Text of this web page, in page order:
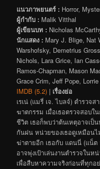
แนวภาพยนตร์ : Horror,
ผู้กำกับ : Malik Vitthal
ผู้เขียนบท : Nicholas
นักแสดง : Mary J. Blige, Nat
Warshofsky, Demetrius
Nichols, Lara Grice, Ian
Ramos-Chapman, Mason
Grace Crim, Jeff Pope, Lorrie
IMDB (5.2) | เรื่องย่อ
เรเน่ (แมรี่ เจ. ไบลจ์) ตำรวจ
ฆาตกรรม เมื่อเธอตรวจสอบใ
ชีวิต เธอก็พบว่าต้นเหตุอาจเป็
กันฝน หน่วยของเธอดูเหมือนไ
ฆ่าตายอีก เธอกับ แดนนี่ (แน็ต
อาจพุ่งเป้าเล่นงานตำรวจในห
เพื่อสืบหาความจริงก่อนที่ทุกอ